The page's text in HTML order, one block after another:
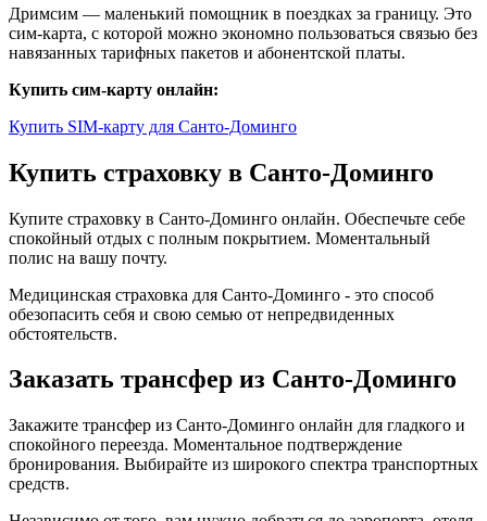
Дримсим — маленький помощник в поездках за границу. Это
сим-карта, с которой можно экономно пользоваться связью без
навязанных тарифных пакетов и абонентской платы.
Купить сим-карту онлайн:
Купить SIM-карту для Санто-Доминго
Купить страховку в Санто-Доминго
Купите страховку в Санто-Доминго онлайн. Обеспечьте себе
спокойный отдых с полным покрытием. Моментальный
полис на вашу почту.
Медицинская страховка для Санто-Доминго - это способ
обезопасить себя и свою семью от непредвиденных
обстоятельств.
Заказать трансфер из Санто-Доминго
Закажите трансфер из Санто-Доминго онлайн для гладкого и
спокойного переезда. Моментальное подтверждение
бронирования. Выбирайте из широкого спектра транспортных
средств.